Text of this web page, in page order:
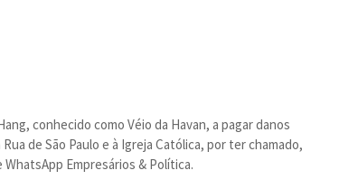
conhecido como Véio da Havan, a pagar danos
de São Paulo e à Igreja Católica, por ter chamado,
Empresários & Política.